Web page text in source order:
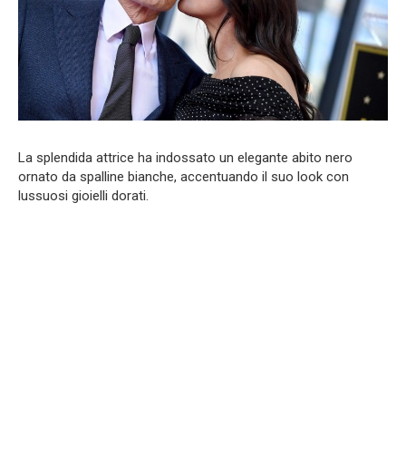
La splendida attrice ha indossato un elegante abito nero
ornato da spalline bianche, accentuando il suo look con
lussuosi gioielli dorati.